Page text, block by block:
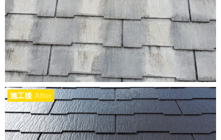
施工後 After